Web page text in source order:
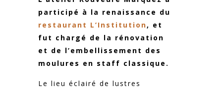
participé à la renaissance du
restaurant L’Institution, et
fut chargé de la rénovation
et de l’embellissement des
moulures en staff classique.
Le lieu éclairé de lustres